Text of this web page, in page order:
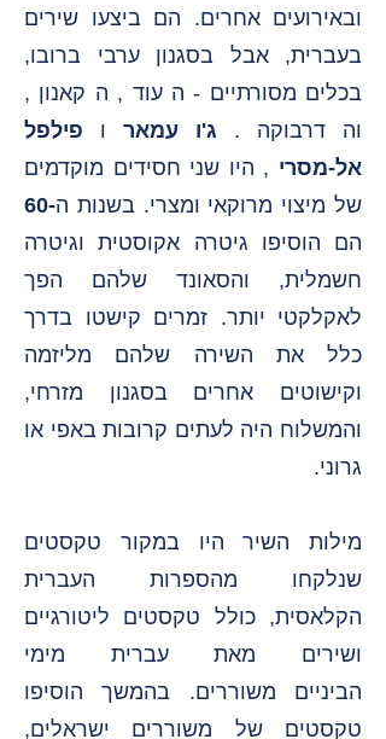
ובאירועים אחרים. הם ביצעו שירים
בעברית, אבל בסגנון ערבי ברובו,
בכלים מסורתיים - ה עוד , ה קאנון ,
וה
דרבוקה . ג'ו עמאר ו
פילפל
אל-מסרי , היו שני חסידים מוקדמים
של מיצוי מרוקאי ומצרי. בשנות ה-60
הם הוסיפו גיטרה אקוסטית וגיטרה
חשמלית, והסאונד שלהם הפך
לאקלקטי יותר. זמרים קישטו בדרך
כלל את השירה שלהם
מליזמה
וקישוטים אחרים בסגנון מזרחי,
והמשלוח היה לעתים קרובות באפי או
גרוני.
מילות השיר היו במקור טקסטים
שנלקחו מהספרות העברית
הקלאסית, כולל טקסטים ליטורגיים
ושירים מאת
עברית מימי
הביניים
משוררים. בהמשך הוסיפו
טקסטים של משוררים ישראלים,